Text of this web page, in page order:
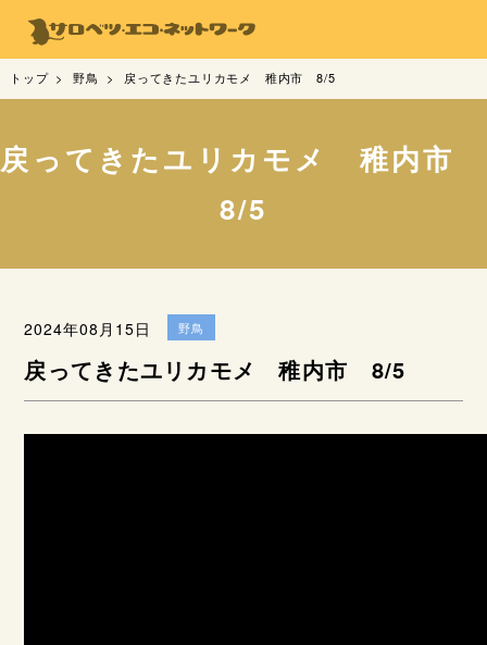
トップ 野鳥 戻ってきたユリカモメ 稚内市 8/5
戻ってきたユリカモメ 稚内市
8/5
2024年08月15日 野鳥
戻ってきたユリカモメ 稚内市 8/5